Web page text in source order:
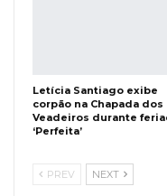
Letícia Santiago exibe
corpão na Chapada dos
Veadeiros durante
‘Perfeita’
PREV NEXT